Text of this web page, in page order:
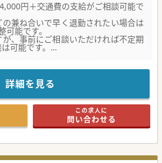
円＋交通費の支給がご相談可能で
兼ね合いで早く退勤されたい場合は
能です。
、事前にご相談いただければ不定期
可能です。
ニック、1つの病院と訪問看護ステー
を運営しております。
外来は常勤2名で対応しております
め、後任医師を募集しております。
希望の勤務開始時期をお知らせくだ
詳細を見る
この求人に
問い合わせる